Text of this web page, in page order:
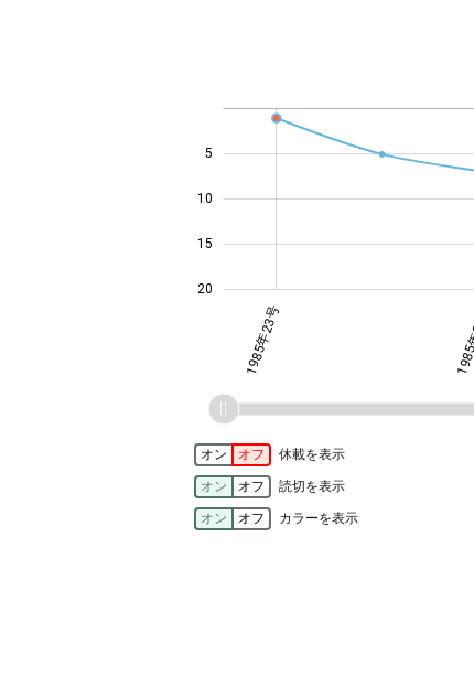
14
10
20
15
5
1985年23号
オン オフ 休載を表示
オン オフ 読切を表示
オン オフ カラーを表示